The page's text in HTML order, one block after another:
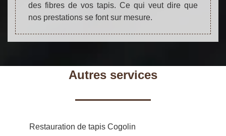
des fibres de vos tapis. Ce qui veut dire que
nos prestations se font sur mesure.
Autres services
Restauration de tapis Cogolin